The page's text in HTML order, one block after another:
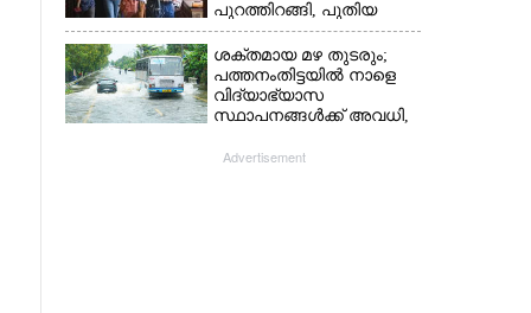
പുറത്തിറങ്ങി, പുതിയ
മാറ്റങ്ങൾ അറിയാം
ശക്തമായ മഴ തുടരും;
പത്തനംതിട്ടയിൽ നാളെ
വിദ്യാഭ്യാസ
സ്ഥാപനങ്ങൾക്ക് അവധി,​
നാളെ ഓറഞ്ചും അലർട്ട്
Advertisement